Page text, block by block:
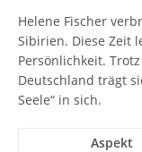
Helene Fischer
Sibirien. Diese Zeit
Persönlichkeit.
Deutschland trägt
Seele“ in sich.
Aspekt